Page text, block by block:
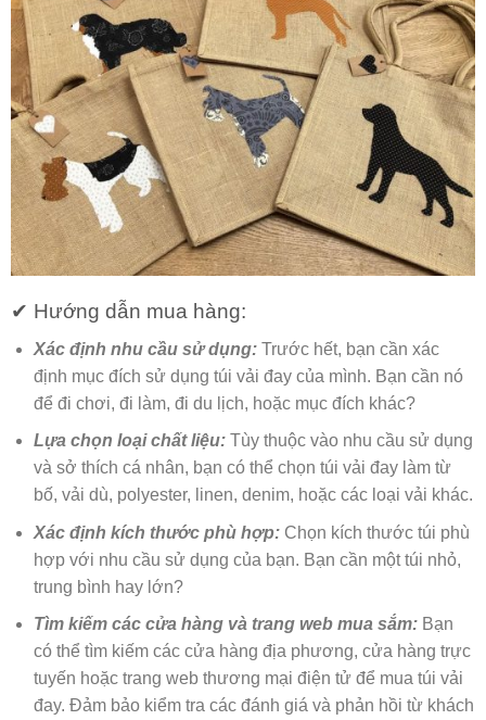
✔ Hướng dẫn mua hàng:
Xác định nhu cầu sử dụng:Trước hết, bạn cần xác
định mục đích sử dụng túi vải đay của mình. Bạn cần nó
để đi chơi, đi làm, đi du lịch, hoặc mục đích khác?
Lựa chọn loại chất liệu:Tùy thuộc vào nhu cầu sử dụng
và sở thích cá nhân, bạn có thể chọn túi vải đay làm từ
bố, vải dù, polyester, linen, denim, hoặc các loại vải khác.
Xác định kích thước phù hợp:Chọn kích thước túi phù
hợp với nhu cầu sử dụng của bạn. Bạn cần một túi nhỏ,
trung bình hay lớn?
Tìm kiếm các cửa hàng và trang web mua sắm:Bạn
có thể tìm kiếm các cửa hàng địa phương, cửa hàng trực
tuyến hoặc trang web thương mại điện tử để mua túi vải
đay. Đảm bảo kiểm tra các đánh giá và phản hồi từ khách